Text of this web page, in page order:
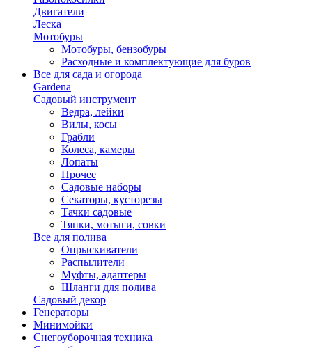
Двигатели
Леска
Мотобуры
Мотобуры, бензобуры
Расходные и комплектующие для буров
Все для сада и огорода
Gardena
Садовый инструмент
Ведра, лейки
Вилы, косы
Грабли
Колеса, камеры
Лопаты
Прочее
Садовые наборы
Секаторы, кусторезы
Тачки садовые
Тяпки, мотыги, совки
Все для полива
Опрыскиватели
Распылители
Муфты, адаптеры
Шланги для полива
Садовый декор
Генераторы
Минимойки
Снегоуборочная техника